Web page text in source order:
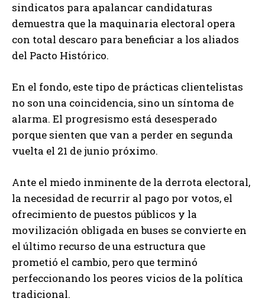
sindicatos para apalancar candidaturas
demuestra que la maquinaria electoral opera
con total descaro para beneficiar a los aliados
del Pacto Histórico.
En el fondo, este tipo de prácticas clientelistas
no son una coincidencia, sino un síntoma de
alarma. El progresismo está desesperado
porque sienten que van a perder en segunda
vuelta el 21 de junio próximo.
Ante el miedo inminente de la derrota electoral,
la necesidad de recurrir al pago por votos, el
ofrecimiento de puestos públicos y la
movilización obligada en buses se convierte en
el último recurso de una estructura que
prometió el cambio, pero que terminó
perfeccionando los peores vicios de la política
tradicional.